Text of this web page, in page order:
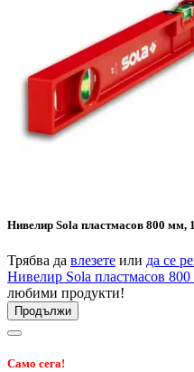
Нивелир Sola пластмасов 800 мм,
Трябва да влезете или да се
Нивелир Sola пластмасов
любими продукти!
Продължи
Само сега!